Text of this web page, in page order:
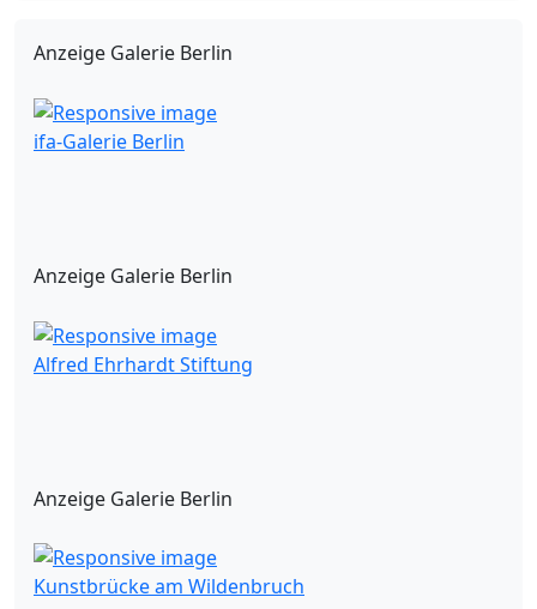
Anzeige Galerie Berlin
ifa-Galerie Berlin
Anzeige Galerie Berlin
Alfred Ehrhardt Stiftung
Anzeige Galerie Berlin
Kunstbrücke am Wildenbruch